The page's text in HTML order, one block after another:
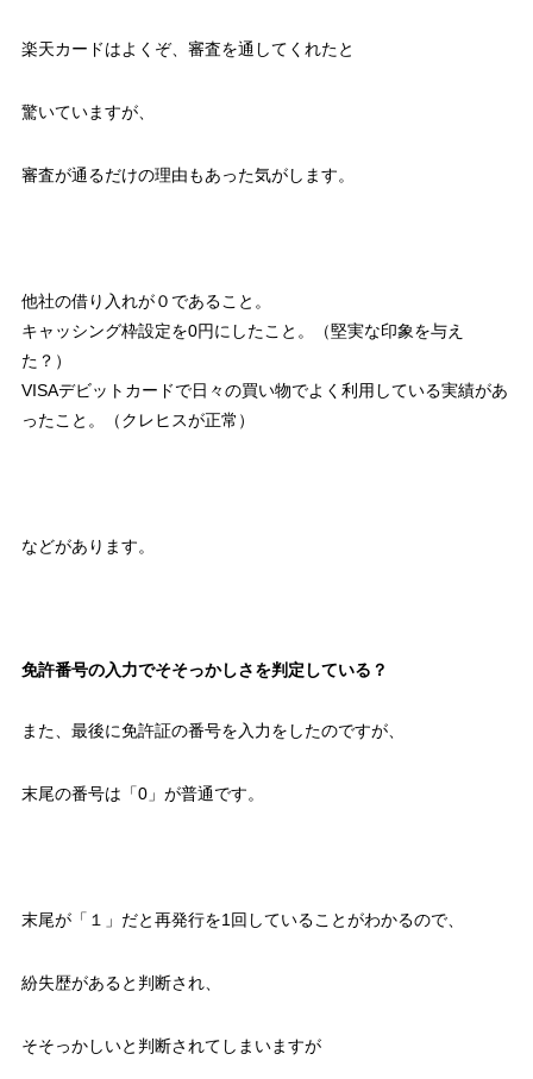
楽天カードはよくぞ、審査を通してくれたと
驚いていますが、
審査が通るだけの理由もあった気がします。
他社の借り入れが０であること。
キャッシング枠設定を0円にしたこと。（堅実な印象を与え
た？）
VISAデビットカードで日々の買い物でよく利用している実績があ
ったこと。（クレヒスが正常）
などがあります。
免許番号の入力でそそっかしさを判定している？
また、最後に免許証の番号を入力をしたのですが、
末尾の番号は「0」が普通です。
末尾が「１」だと再発行を1回していることがわかるので、
紛失歴があると判断され、
そそっかしいと判断されてしまいますが